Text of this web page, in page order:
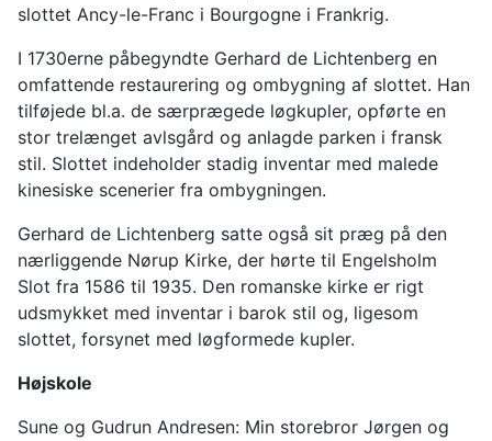
slottet Ancy-le-Franc i Bourgogne i Frankrig.
I 1730erne påbegyndte Gerhard de Lichtenberg en
omfattende restaurering og ombygning af slottet. Han
tilføjede bl.a. de særprægede løgkupler, opførte en
stor trelænget avlsgård og anlagde parken i fransk
stil. Slottet indeholder stadig inventar med malede
kinesiske scenerier fra ombygningen.
Gerhard de Lichtenberg satte også sit præg på den
nærliggende Nørup Kirke, der hørte til Engelsholm
Slot fra 1586 til 1935. Den romanske kirke er rigt
udsmykket med inventar i barok stil og, ligesom
slottet, forsynet med løgformede kupler.
Højskole
Sune og Gudrun Andresen: Min storebror Jørgen og